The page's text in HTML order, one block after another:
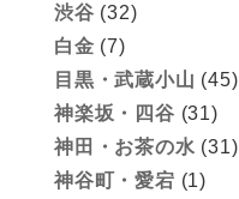
渋谷 (32)
白金 (7)
目黒・武蔵小山 (45)
神楽坂・四谷 (31)
神田・お茶の水 (31)
神谷町・愛宕 (1)